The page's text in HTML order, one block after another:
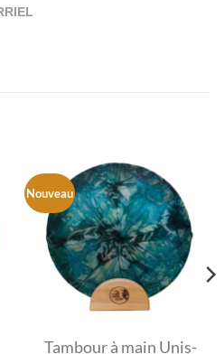
Nouveau
Tambour à main Unis-